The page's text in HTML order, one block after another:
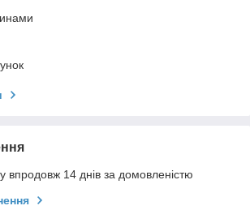
впродовж 14 днів за домовленістю